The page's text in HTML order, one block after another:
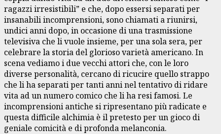
ragazzi irresistibili” e che, dopo essersi separati per
insanabili incomprensioni, sono chiamati a riunirsi,
undici anni dopo, in occasione di una trasmissione
televisiva che li vuole insieme, per una sola sera, per
celebrare la storia del glorioso varietà americano. In
scena vediamo i due vecchi attori che, con le loro
diverse personalità, cercano di ricucire quello strappo
che li ha separati per tanti anni nel tentativo di ridare
vita ad un numero comico che li ha resi famosi. Le
incomprensioni antiche si ripresentano più radicate e
questa difficile alchimia è il pretesto per un gioco di
geniale comicità e di profonda melanconia.